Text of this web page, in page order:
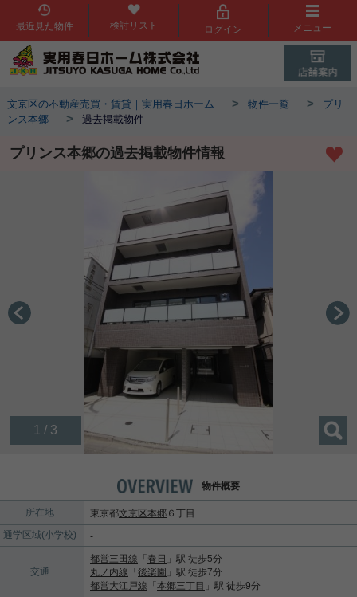
最近見た物件 検討リスト ログイン メニュー
文京区の不動産売買・賃貸｜実用春日ホーム > 物件一覧 >
プリ
ンス本郷
> 過去掲載物件
プリンス本郷の過去掲載物件情報
1 / 3
物件概要
所在地 東京都文京区本郷 ６丁目
通学区域(小学校)
-
交通
都営三田線 「 春日 」駅 徒歩5分
丸ノ内線 「 後楽園 」駅 徒歩7分
都営大江戸線 「 本郷三丁目 」駅 徒歩9分